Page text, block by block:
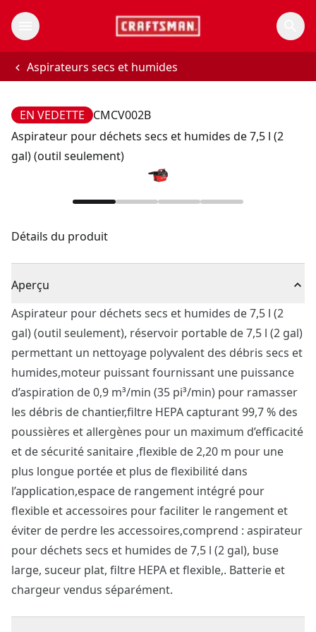
Aspirateurs secs et humides
EN VEDETTE
CMCV002B
Aspirateur pour déchets secs et humides de 7,5 l (2
gal) (outil seulement)
Détails du produit
Aperçu
Aspirateur pour déchets secs et humides de 7,5 l (2
gal) (outil seulement), réservoir portable de 7,5 l (2 gal)
permettant un nettoyage polyvalent des débris secs et
humides,moteur puissant fournissant une puissance
d’aspiration de 0,9 m³/min (35 pi³/min) pour ramasser
les débris de chantier,filtre HEPA capturant 99,7 % des
poussières et allergènes pour un maximum d’efficacité
et de sécurité sanitaire ,flexible de 2,20 m pour une
plus longue portée et plus de flexibilité dans
l’application,espace de rangement intégré pour
flexible et accessoires pour faciliter le rangement et
éviter de perdre les accessoires,comprend : aspirateur
pour déchets secs et humides de 7,5 l (2 gal), buse
large, suceur plat, filtre HEPA et flexible,. Batterie et
chargeur vendus séparément.